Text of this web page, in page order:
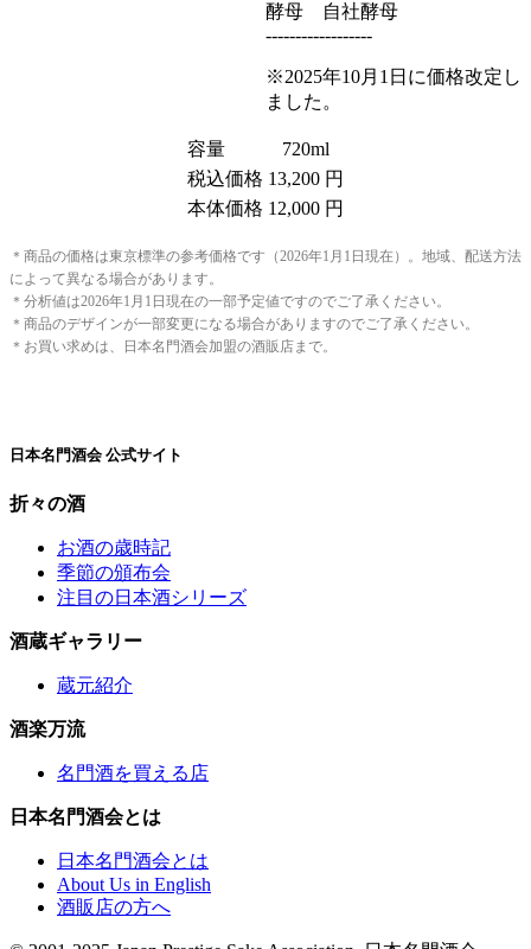
酵母 自社酵母
------------------
※2025年10月1日に価格改定し
ました。
容量
720ml
税込価格 13,200 円
本体価格 12,000 円
＊商品の価格は東京標準の参考価格です（2026年1月1日現在）。地域、配送方法
によって異なる場合があります。
＊分析値は2026年1月1日現在の一部予定値ですのでご了承ください。
＊商品のデザインが一部変更になる場合がありますのでご了承ください。
＊お買い求めは、日本名門酒会加盟の酒販店まで。
日本名門酒会 公式サイト
折々の酒
お酒の歳時記
季節の頒布会
注目の日本酒シリーズ
酒蔵ギャラリー
蔵元紹介
酒楽万流
名門酒を買える店
日本名門酒会とは
日本名門酒会とは
About Us in English
酒販店の方へ